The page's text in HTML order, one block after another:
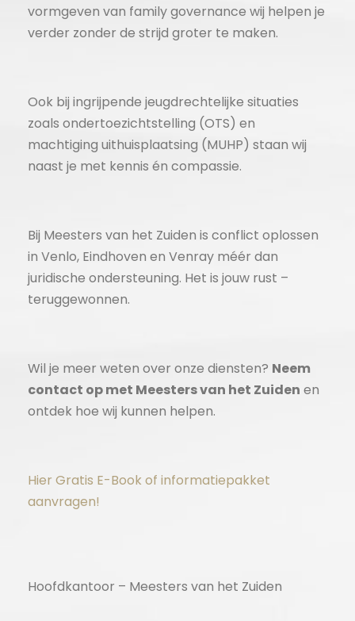
vormgeven van family governance wij helpen je
verder zonder de strijd groter te maken.
Ook bij ingrijpende jeugdrechtelijke situaties
zoals ondertoezichtstelling (OTS) en
machtiging uithuisplaatsing (MUHP) staan wij
naast je met kennis én compassie.
Bij Meesters van het Zuiden is conflict oplossen
in Venlo, Eindhoven en Venray méér dan
juridische ondersteuning. Het is jouw rust –
teruggewonnen.
Wil je meer weten over onze diensten? Neem
contact op met Meesters van het Zuiden en
ontdek hoe wij kunnen helpen.
Hier Gratis E-Book of informatiepakket
aanvragen!
Hoofdkantoor – Meesters van het Zuiden